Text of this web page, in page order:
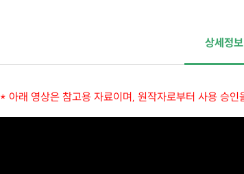
상세정보
* 아래 영상은 참고용 자료이며, 원작자로부터 사용 승인